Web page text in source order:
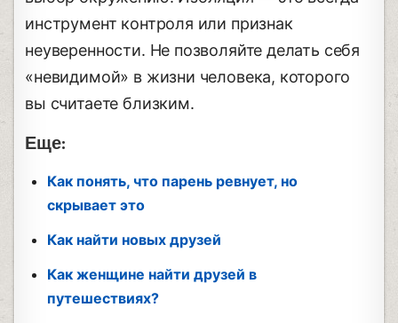
инструмент контроля или признак
неуверенности. Не позволяйте делать себя
«невидимой» в жизни человека, которого
вы считаете близким.
Еще:
Как понять, что парень ревнует, но
скрывает это
Как найти новых друзей
Как женщине найти друзей в
путешествиях?